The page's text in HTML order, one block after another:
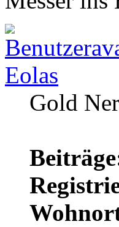
Eolas
Gold